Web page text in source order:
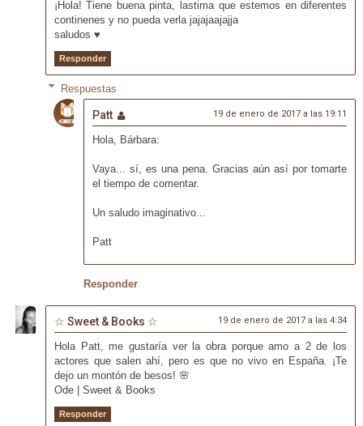
¡Hola! Tiene buena pinta, lastima que estemos en diferentes
continenes y no pueda verla jajajaajajja
saludos ♥
Responder
Respuestas
Patt 19 de enero de 2017 a las 19:11
Hola, Bárbara:
Vaya... sí, es una pena. Gracias aún así por tomarte
el tiempo de comentar.
Un saludo imaginativo...
Patt
Responder
☆ Sweet & Books ☆ 19 de enero de 2017 a las 4:34
Hola Patt, me gustaría ver la obra porque amo a 2 de los
actores que salen ahí, pero es que no vivo en España. ¡Te
dejo un montón de besos! 🌸
Ode | Sweet & Books
Responder